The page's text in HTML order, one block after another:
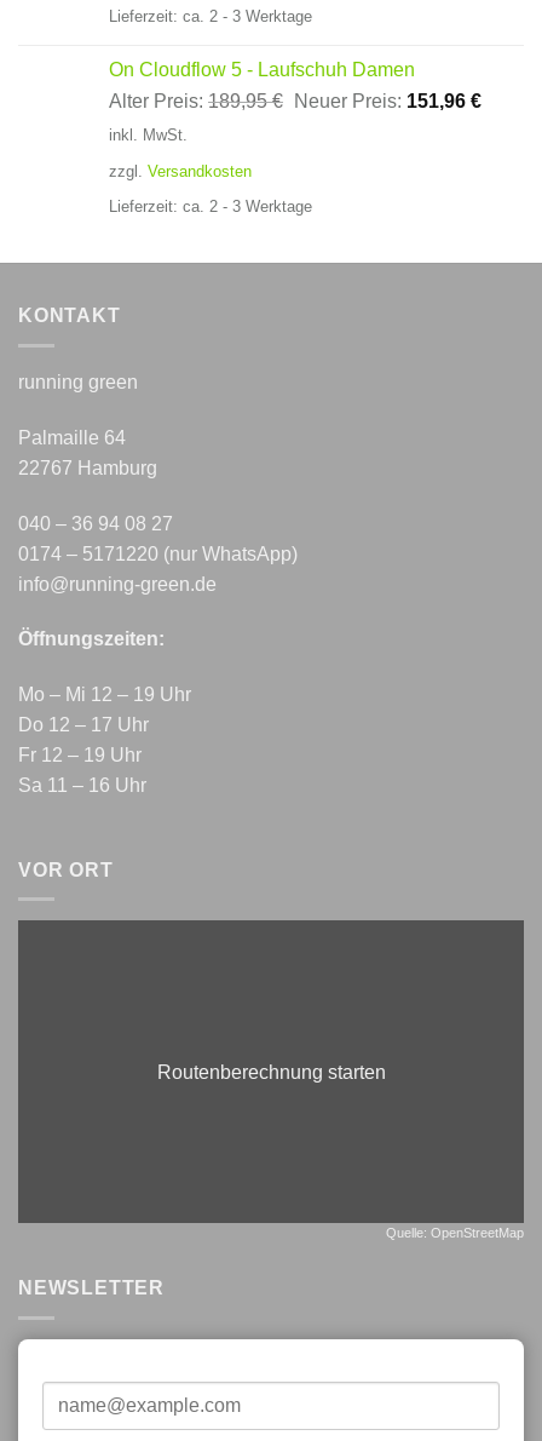
Lieferzeit: ca. 2 - 3 Werktage
On Cloudflow 5 - Laufschuh Damen
Alter Preis: 189,95€ Ursprünglicher
Neuer Preis: 151,96 €
inkl. MwSt.
zzgl. Versandkosten
Lieferzeit: ca. 2 - 3 Werktage
KONTAKT
running green
Palmaille 64
22767 Hamburg
040 – 36 94 08 27
0174 – 5171220 (nur WhatsApp)
info@running-green.de
Öffnungszeiten:
Mo – Mi 12 – 19 Uhr
Do 12 – 17 Uhr
Fr 12 – 19 Uhr
Sa 11 – 16 Uhr
VOR ORT
Routenberechnung starten
Quelle: OpenStreetMap
NEWSLETTER